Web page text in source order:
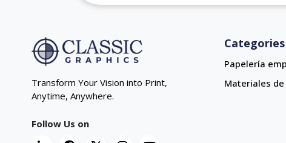
Transform Your Vision into Print,
Anytime, Anywhere.
Follow Us on
Categories
Papelería
Materiales